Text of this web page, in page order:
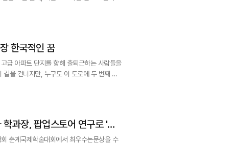
않은 것처럼 보이는 버려진 공영 주차장이었
한국적인 꿈
급 아파트 단지를 향해 출퇴근하는 사람들을
을 건너지만, 누구도 이 도로에 두 번째 생
춘계국제학술대회에서 최우수논문상을 수